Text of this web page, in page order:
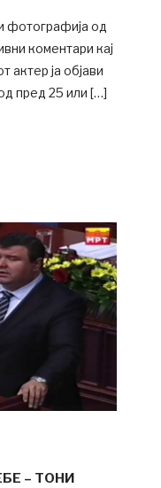
фотографија од
коментари кај
актер ја објави
пред 25 или […]
– ТОНИ